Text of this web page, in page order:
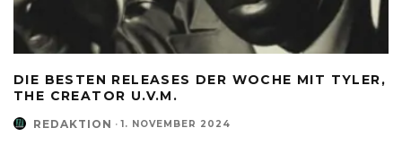
DIE BESTEN RELEASES DER WOCHE MIT TYLER,
THE CREATOR U.V.M.
REDAKTION · 1. NOVEMBER 2024